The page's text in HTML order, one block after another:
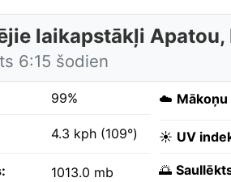
laikapstākļi Apatou,
6:15 šodien
99%
4.3 kph (109°)
1013.0 mb
☁️ Mākoņu
☀️ UV
🌅